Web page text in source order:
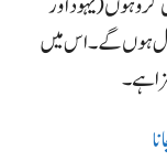
ہوں گے۔ اس میں
ہے۔